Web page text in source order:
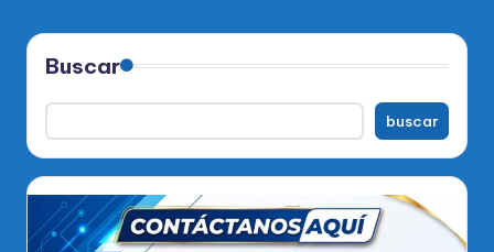
Buscar
buscar